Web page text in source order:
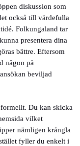
diskussion som
också till värdefulla
Folkungaland tar
presentera dina
bättre. Eftersom
någon på
beviljad
Du kan skicka
vilket
nämligen krångla
fyller du enkelt i